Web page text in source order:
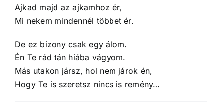
Ajkad majd az ajkamhoz ér,
Mi nekem mindennél többet ér.
De ez bizony csak egy álom.
Én Te rád tán hiába vágyom.
Más utakon jársz, hol nem járok én,
Hogy Te is szeretsz nincs is remény…